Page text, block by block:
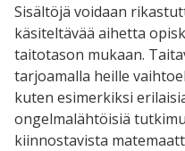
Sisältöjä voidaan
käsiteltävää aihetta
taitotason mukaan.
tarjoamalla heille
kuten esimerkiksi
ongelmalähtöisiä
kiinnostavista